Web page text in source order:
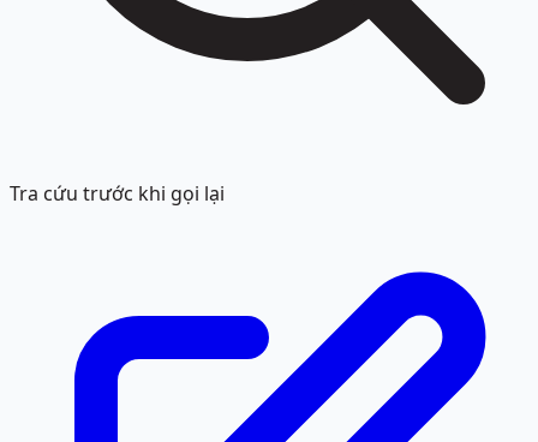
Tra cứu trước khi gọi lại